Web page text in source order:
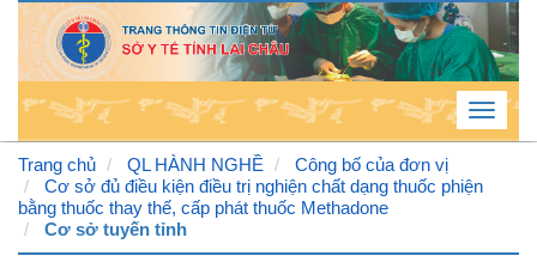
Thứ
6 , 7
Toggle
Trang chủ
QL HÀNH NGHỀ
Công bố của đơn vị
Cơ sở đủ điều kiện điều trị nghiện chất dạng thuốc phiện
bằng thuốc thay thế, cấp phát thuốc Methadone
Cơ sở tuyến tỉnh